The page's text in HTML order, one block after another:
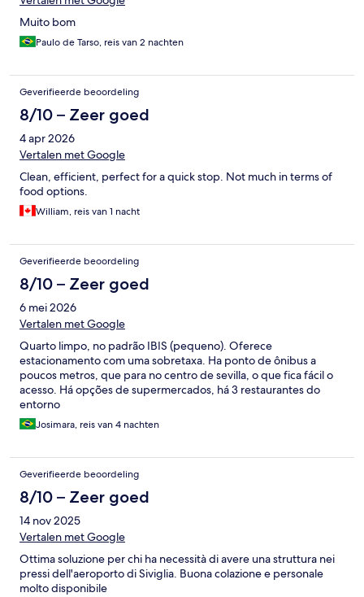
Muito bom
Paulo de Tarso, reis van 2 nachten
Geverifieerde beoordeling
8/10 – Zeer goed
4 apr 2026
Vertalen met Google
Clean, efficient, perfect for a quick stop. Not much in terms of
food options.
William, reis van 1 nacht
Geverifieerde beoordeling
8/10 – Zeer goed
6 mei 2026
Vertalen met Google
Quarto limpo, no padrão IBIS (pequeno). Oferece
estacionamento com uma sobretaxa. Ha ponto de ônibus a
poucos metros, que para no centro de sevilla, o que fica fácil o
acesso. Há opções de supermercados, há 3 restaurantes do
entorno
Josimara, reis van 4 nachten
Geverifieerde beoordeling
8/10 – Zeer goed
14 nov 2025
Vertalen met Google
Ottima soluzione per chi ha necessità di avere una struttura nei
pressi dell'aeroporto di Siviglia. Buona colazione e personale
molto disponibile